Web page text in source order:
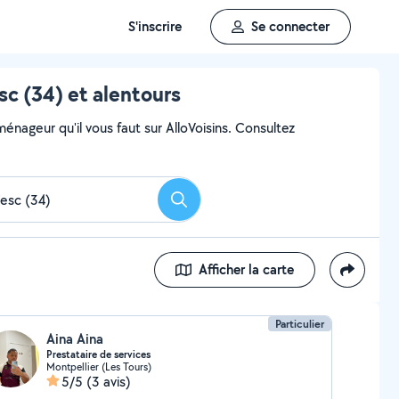
S'inscrire Se connecter
(34) et alentours
qu'il vous faut sur AlloVoisins. Consultez
Rechercher
Afficher la carte
Particulier
Aina Aina
Prestataire de services
Montpellier (Les Tours)
5/5 (3 avis)